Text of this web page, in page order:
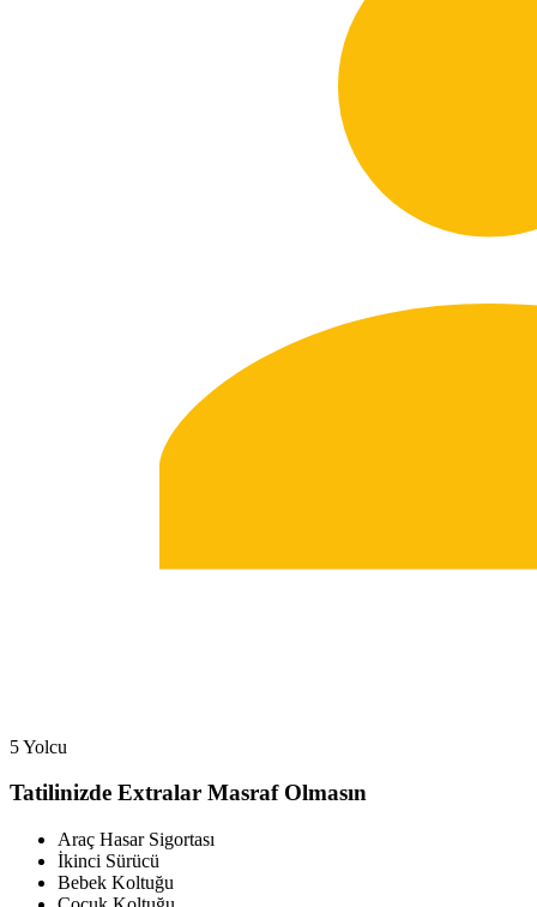
5 Yolcu
Tatilinizde Extralar Masraf Olmasın
Araç Hasar Sigortası
İkinci Sürücü
Bebek Koltuğu